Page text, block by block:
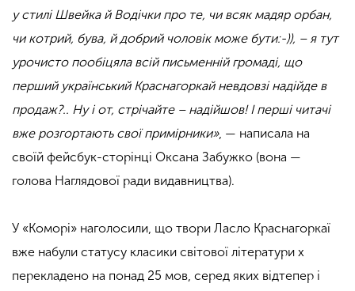
у стилі Швейка й Водічки про те, чи всяк мадяр орбан,
чи котрий, бува, й добрий чоловік може бути:-)), – я тут
урочисто пообіцяла всій письменній громаді, що
перший український Краснагоркай невдовзі надійде в
продаж?.. Ну і от, стрічайте – надійшов! І перші читачі
вже розгортають свої примірники», — написала на
своїй фейсбук-сторінці Оксана Забужко (вона —
голова Наглядової ради видавництва).
У «Коморі» наголосили, що твори Ласло Краснагоркаї
вже набули статусу класики світової літератури х
перекладено на понад 25 мов, серед яких відтепер і